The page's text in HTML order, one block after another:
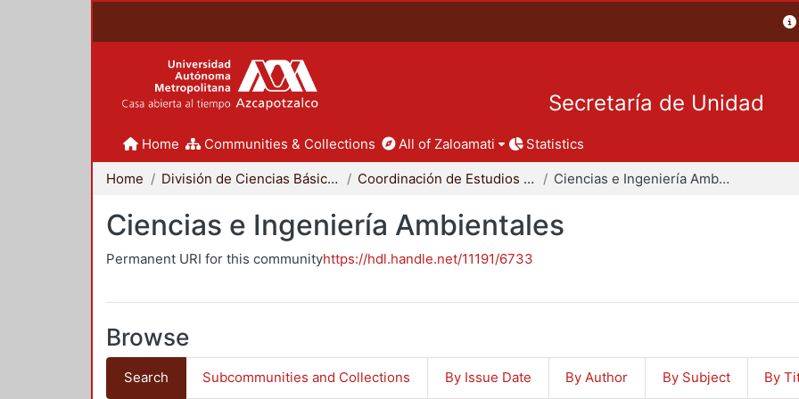
Secretaría de Unidad
Home Communities & Collections All of Zaloamati Statistics
Home División de Ciencias Básicas e Ingeniería Coordinación de Estudios de Posgrado - CBI Ciencias e Ingeniería Ambientales
Ciencias e Ingeniería Ambientales
Permanent URI for this communityhttps://hdl.handle.net/11191/6733
Browse
Search Subcommunities and Collections By Issue Date By Author By Subject By